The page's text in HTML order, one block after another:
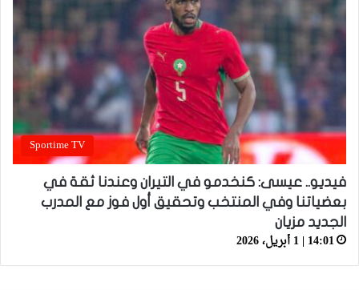
Sportime TV
فيديو.. عيسى: كنخدمو في التيران وعندنا ثقة في
بعضياتنا وفي المنتخب وتحقيق أول فوز مع المدرب
الجديد مزيان
14:01 | 1 أبريل، 2026